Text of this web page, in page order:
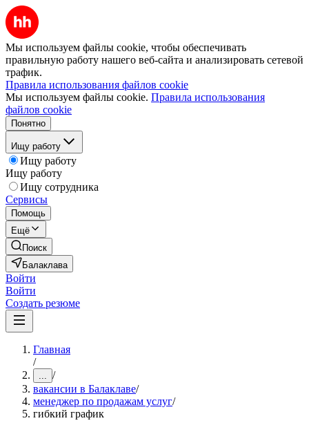
Мы используем файлы cookie, чтобы обеспечивать
правильную работу нашего веб-сайта и анализировать сетевой
трафик.
Правила использования файлов cookie
Мы используем файлы cookie. Правила использования
файлов cookie
Понятно
Ищу работу
Ищу работу
Ищу работу
Ищу сотрудника
Сервисы
Помощь
Ещё
Поиск
Балаклава
Войти
Войти
Создать резюме
Главная
/
... /
вакансии в Балаклаве/
менеджер по продажам услуг/
гибкий график